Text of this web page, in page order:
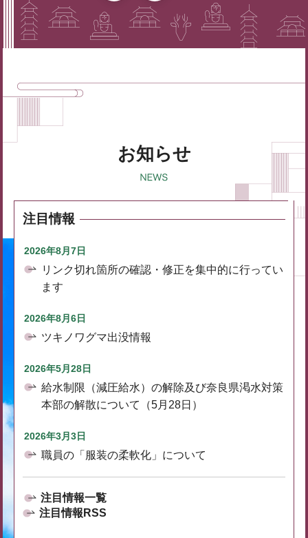
お知らせ
注目情報
2026年8月7日
リンク切れ箇所の確認・修正を集中的に行ってい
ます
2026年8月6日
ツキノワグマ出没情報
2026年5月28日
給水制限（減圧給水）の解除及び奈良県渇水対策
本部の解散について（5月28日）
2026年3月3日
職員の「服装の柔軟化」について
注目情報一覧
注目情報RSS